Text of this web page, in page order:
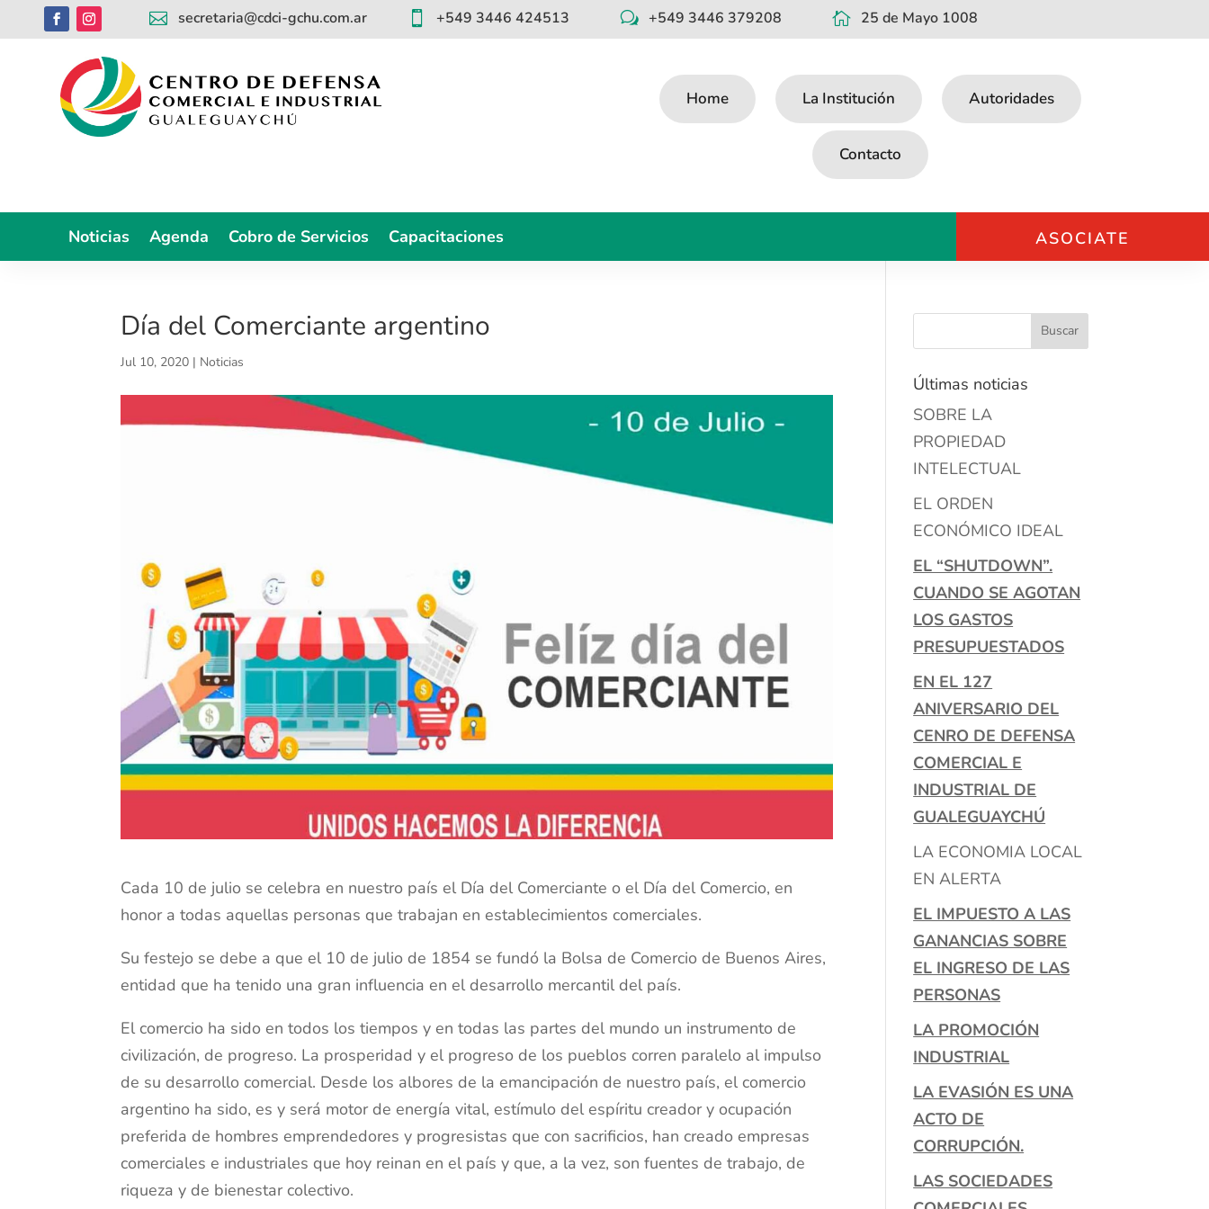
 secretaria@cdci-gchu.com.ar  +549 3446 424513 w +549 3446 379208  25 de Mayo 1008
Home La Institución Autoridades
Contacto
Noticias Agenda Cobro de Servicios Capacitaciones ASOCIATE
Día del Comerciante argentino
Jul 10, 2020 | Noticias
Cada 10 de julio se celebra en nuestro país el Día del Comerciante o el Día del Comercio, en
honor a todas aquellas personas que trabajan en establecimientos comerciales.
Su festejo se debe a que el 10 de julio de 1854 se fundó la Bolsa de Comercio de Buenos Aires,
entidad que ha tenido una gran influencia en el desarrollo mercantil del país.
El comercio ha sido en todos los tiempos y en todas las partes del mundo un instrumento de
civilización, de progreso. La prosperidad y el progreso de los pueblos corren paralelo al impulso
de su desarrollo comercial. Desde los albores de la emancipación de nuestro país, el comercio
argentino ha sido, es y será motor de energía vital, estímulo del espíritu creador y ocupación
preferida de hombres emprendedores y progresistas que con sacrificios, han creado empresas
comerciales e industriales que hoy reinan en el país y que, a la vez, son fuentes de trabajo, de
riqueza y de bienestar colectivo.
Últimas noticias
SOBRE LA
PROPIEDAD
INTELECTUAL
EL ORDEN
ECONÓMICO IDEAL
EL “SHUTDOWN”.
CUANDO SE AGOTAN
LOS GASTOS
PRESUPUESTADOS
EN EL 127
ANIVERSARIO DEL
CENRO DE DEFENSA
COMERCIAL E
INDUSTRIAL DE
GUALEGUAYCHÚ
LA ECONOMIA LOCAL
EN ALERTA
EL IMPUESTO A LAS
GANANCIAS SOBRE
EL INGRESO DE LAS
PERSONAS
LA PROMOCIÓN
INDUSTRIAL
LA EVASIÓN ES UNA
ACTO DE
CORRUPCIÓN.
LAS SOCIEDADES